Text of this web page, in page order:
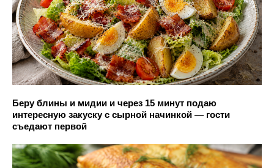
Беру блины и мидии и через 15 минут подаю
интересную закуску с сырной начинкой — гости
съедают первой